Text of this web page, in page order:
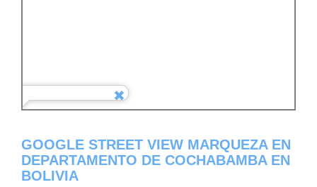
GOOGLE STREET VIEW MARQUEZA EN
DEPARTAMENTO DE COCHABAMBA EN
BOLIVIA